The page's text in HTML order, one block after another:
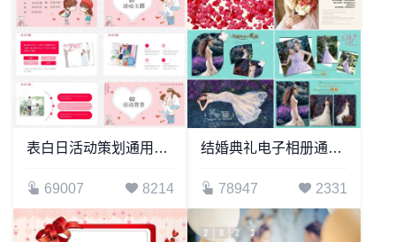
表白日活动策划通用PPT模板
69007 8214
结婚典礼电子相册通用PPT模板
78947 2331